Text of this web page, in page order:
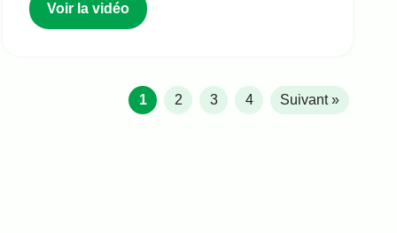
Voir la vidéo
1 2 3 4 Suivant »